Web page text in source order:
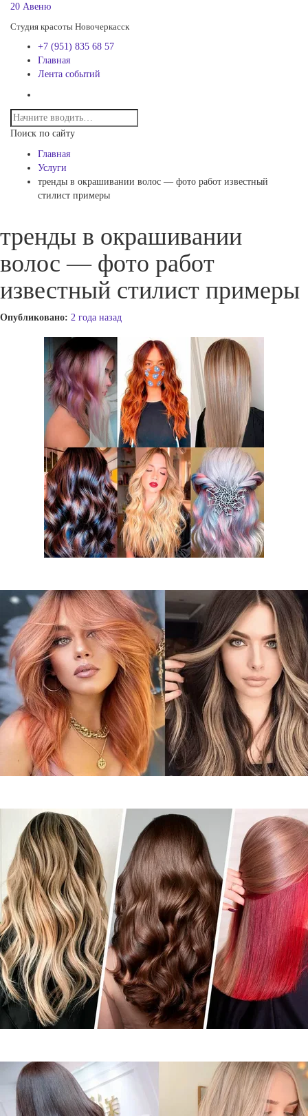
20 Авеню
Студия красоты Новочеркасск
+7 (951) 835 68 57
Главная
Лента событий
Поиск по сайту
Главная
Услуги
тренды в окрашивании волос — фото работ известный
стилист примеры
тренды в окрашивании
волос — фото работ
известный стилист примеры
Опубликовано: 2 года назад